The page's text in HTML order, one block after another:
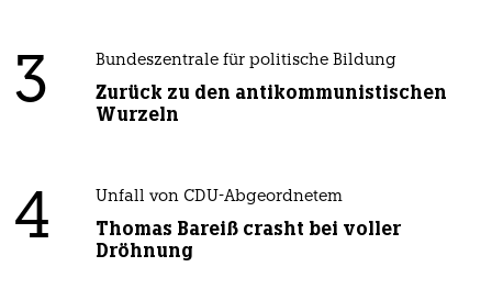
3 Bundeszentrale für politische Bildung
Zurück zu den antikommunistischen
Wurzeln
4 Unfall von CDU-Abgeordnetem
Thomas Bareiß crasht bei voller
Dröhnung